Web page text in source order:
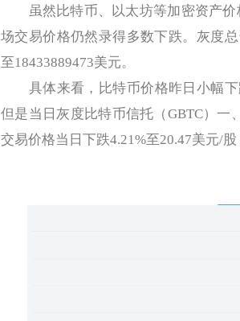
虽然比特币、以太坊等加密资产价
场交易价格仍然录得多数下跌。灰度
至18433889473美元。
具体来看，比特币价格昨日小幅下
但是当日灰度比特币信托（GBTC）一
交易价格当日下跌4.21%至20.47美元/